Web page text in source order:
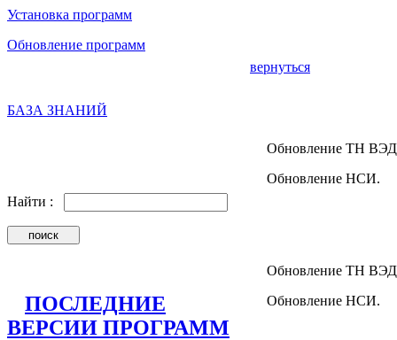
Установка программ
Обновление программ
БАЗА ЗНАНИЙ
Найти :
ПОСЛЕДНИЕ
ВЕРСИИ ПРОГРАММ
вернуться
Обновление ТН
Обновление НСИ.
Обновление ТН
Обновление НСИ.